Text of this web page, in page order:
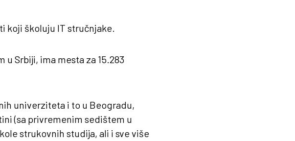
koji školuju IT stručnjake.
Srbiji, ima mesta za 15.283
univerziteta i to u Beogradu,
(sa privremenim sedištem u
strukovnih studija, ali i sve više